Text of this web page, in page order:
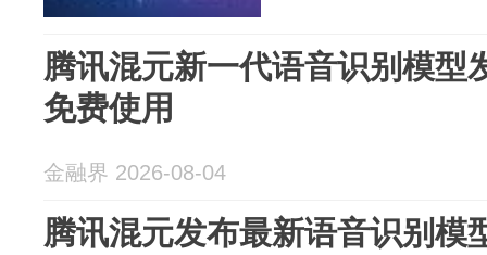
腾讯混元新一代语音识别模型
免费使用
金融界 2026-08-04
腾讯混元发布最新语音识别模